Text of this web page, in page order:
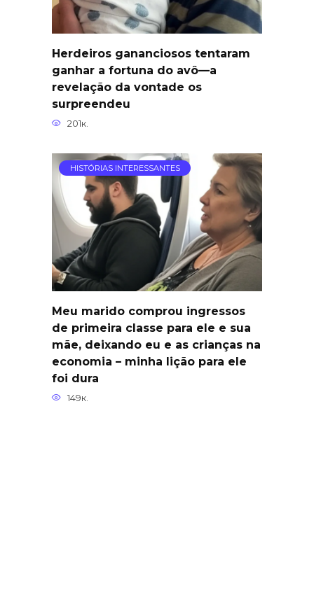
Herdeiros gananciosos tentaram
ganhar a fortuna do avô—a
revelação da vontade os
surpreendeu
201к.
HISTÓRIAS INTERESSANTES
Meu marido comprou ingressos
de primeira classe para ele e sua
mãe, deixando eu e as crianças na
economia – minha lição para ele
foi dura
149к.